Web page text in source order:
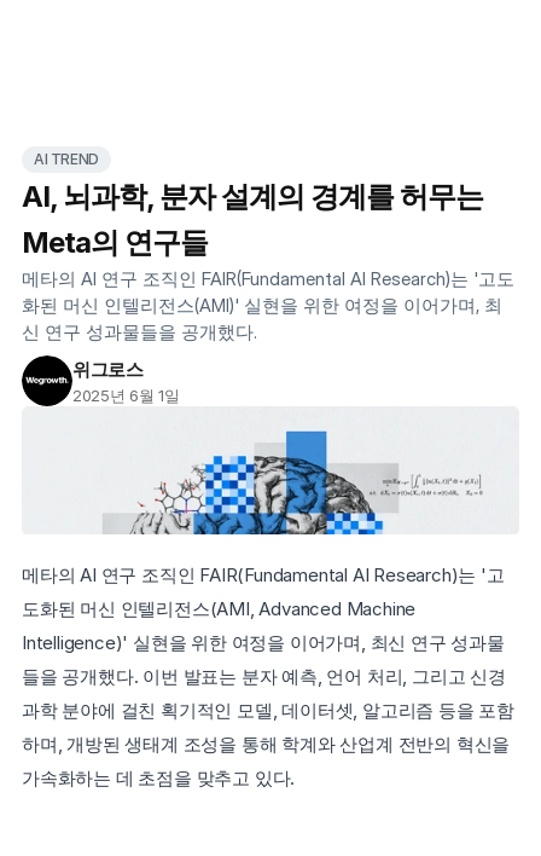
AI TREND
AI, 뇌과학, 분자 설계의 경계를 허무는
Meta의 연구들
메타의 AI 연구 조직인 FAIR(Fundamental AI Research)는 '고도
화된 머신 인텔리전스(AMI)' 실현을 위한 여정을 이어가며, 최
신 연구 성과물들을 공개했다.
위그로스
2025년 6월 1일
메타의 AI 연구 조직인 FAIR(Fundamental AI Research)는 '고
도화된 머신 인텔리전스(AMI, Advanced Machine
Intelligence)' 실현을 위한 여정을 이어가며, 최신 연구 성과물
들을 공개했다. 이번 발표는 분자 예측, 언어 처리, 그리고 신경
과학 분야에 걸친 획기적인 모델, 데이터셋, 알고리즘 등을 포함
하며, 개방된 생태계 조성을 통해 학계와 산업계 전반의 혁신을
가속화하는 데 초점을 맞추고 있다.